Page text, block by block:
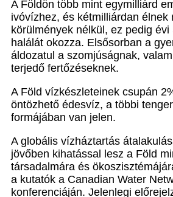
A Földön több mint egymilliárd
ivóvízhez, és kétmilliárdan élnek
körülmények nélkül, ez pedig
halálát okozza. Elsősorban a
áldozatul a szomjúságnak,
terjedő fertőzéseknek.
A Föld vízkészleteinek csupán
öntözhető édesvíz, a többi
formájában van jelen.
A globális vízháztartás
jövőben kihatással lesz a Föld
társadalmára és
a kutatók a Canadian Water
konferenciáján. Jelenlegi